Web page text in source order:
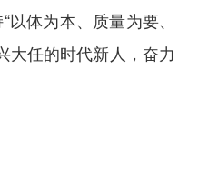
体为本、质量为要、
大任的时代新人，奋力